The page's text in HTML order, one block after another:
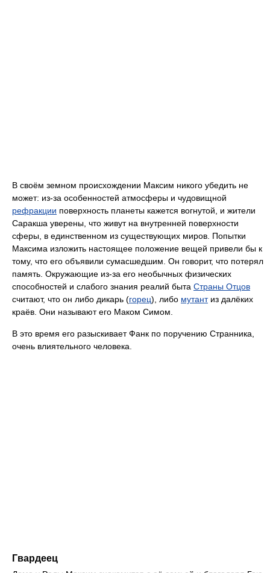
В своём земном происхождении Максим никого убедить не
может: из-за особенностей атмосферы и чудовищной
рефракции поверхность планеты кажется вогнутой, и жители
Саракша уверены, что живут на внутренней поверхности
сферы, в единственном из существующих миров. Попытки
Максима изложить настоящее положение вещей привели бы к
тому, что его объявили сумасшедшим. Он говорит, что потерял
память. Окружающие из-за его необычных физических
способностей и слабого знания реалий быта Страны Отцов
считают, что он либо дикарь (горец), либо мутантиз далёких
краёв. Они называют его Маком Симом.
В это время его разыскивает Фанк по поручению Странника,
очень влиятельного человека.
Гвардеец